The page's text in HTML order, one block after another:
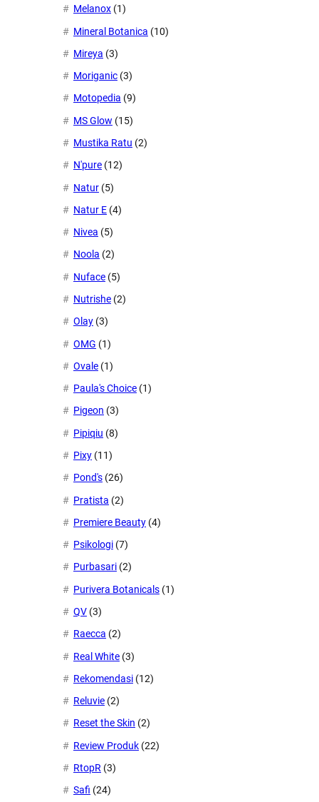
Melanox (1)
Mineral Botanica (10)
Mireya (3)
Moriganic (3)
Motopedia (9)
MS Glow (15)
Mustika Ratu (2)
N'pure (12)
Natur (5)
Natur E (4)
Nivea (5)
Noola (2)
Nuface (5)
Nutrishe (2)
Olay (3)
OMG (1)
Ovale (1)
Paula's Choice (1)
Pigeon (3)
Pipiqiu (8)
Pixy (11)
Pond's (26)
Pratista (2)
Premiere Beauty (4)
Psikologi (7)
Purbasari (2)
Purivera Botanicals (1)
QV (3)
Raecca (2)
Real White (3)
Rekomendasi (12)
Reluvie (2)
Reset the Skin (2)
Review Produk (22)
RtopR (3)
Safi (24)